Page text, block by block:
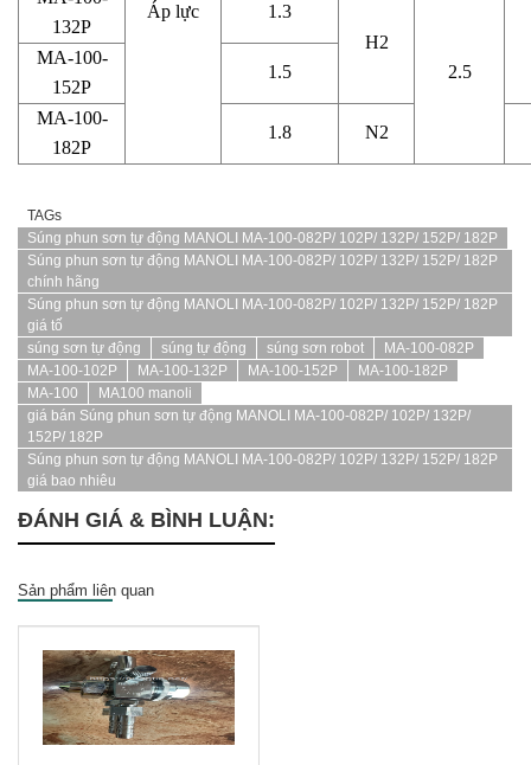
Áp lực
132P
1.3
H2
2.5
MA-100-
152P
1.5
MA-100-
182P
1.8 N2
TAGs
Súng phun sơn tự động MANOLI MA-100-082P/ 102P/ 132P/ 152P/ 182P
Súng phun sơn tự động MANOLI MA-100-082P/ 102P/ 132P/ 152P/ 182P
chính hãng
Súng phun sơn tự động MANOLI MA-100-082P/ 102P/ 132P/ 152P/ 182P
giá tố
súng sơn tự động
súng tự động súng sơn robot
MA-100-082P
MA-100-102P
MA-100-132P MA-100-152P
MA-100-182P
MA-100
MA100 manoli
giá bán Súng phun sơn tự động MANOLI MA-100-082P/ 102P/ 132P/
152P/ 182P
Súng phun sơn tự động MANOLI MA-100-082P/ 102P/ 132P/ 152P/ 182P
giá bao nhiêu
ĐÁNH GIÁ & BÌNH LUẬN:
Sản phẩm liên quan